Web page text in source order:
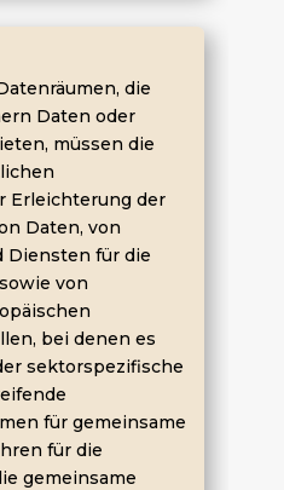
die
Daten oder
müssen die
Erleichterung der
Daten, von
Diensten für die
von
bei denen es
sektorspezifische
für gemeinsame
für die
gemeinsame